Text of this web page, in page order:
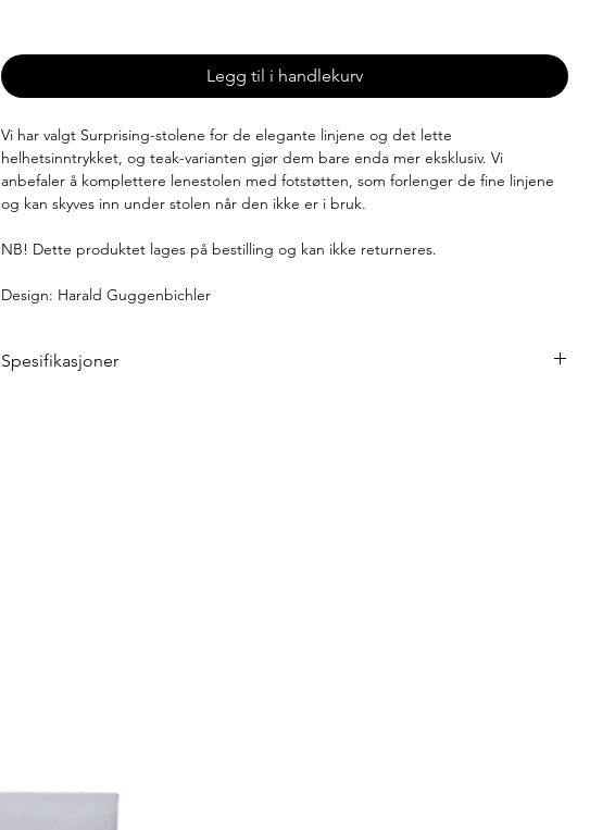
Legg til i handlekurv
Vi har valgt Surprising-stolene for de elegante linjene og det lette
helhetsinntrykket, og teak-varianten gjør dem bare enda mer eksklusiv. Vi
anbefaler å komplettere lenestolen med fotstøtten, som forlenger de fine linjene
og kan skyves inn under stolen når den ikke er i bruk.
NB! Dette produktet lages på bestilling og kan ikke returneres.
Design: Harald Guggenbichler
Spesifikasjoner